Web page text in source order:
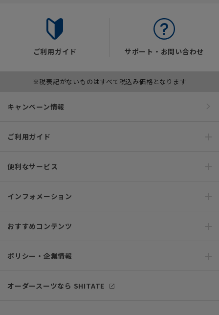
ご利用ガイド サポート・お問い合わせ
※税表記がないものはすべて税込み価格となります
キャンペーン情報
ご利用ガイド
便利なサービス
インフォメーション
おすすめコンテンツ
ポリシー・企業情報
オーダースーツなら SHITATE